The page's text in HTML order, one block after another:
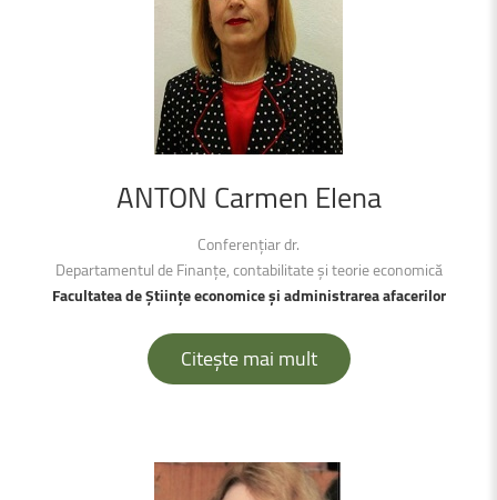
ANTON Carmen Elena
Conferențiar dr.
Departamentul de Finanțe, contabilitate şi teorie economică
Facultatea de Ştiințe economice şi administrarea afacerilor
Citește mai mult